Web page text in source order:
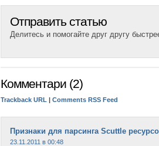
Отправить статью
Делитесь и помогайте друг другу
Комментари (2)
Trackback URL | Comments RSS Feed
Признаки для парсинга Scuttle
23.11.2011 в 00:48